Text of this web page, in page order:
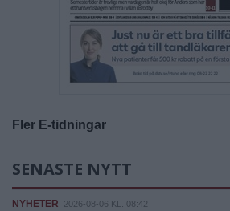
Fler E-tidningar
SENASTE NYTT
NYHETER 2026-08-06 KL. 08:42